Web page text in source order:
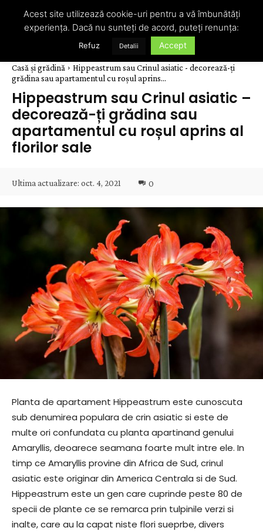
Casă și grădină
Hippeastrum sau Crinul asiatic - decorează-ți
grădina sau apartamentul cu roșul aprins...
Hippeastrum sau Crinul asiatic –
decorează-ți grădina sau
apartamentul cu roșul aprins al
florilor sale
Ultima actualizare: oct. 4, 2021 0
Planta de apartament Hippeastrum este cunoscuta
sub denumirea populara de crin asiatic si este de
multe ori confundata cu planta apartinand genului
Amaryllis, deoarece seamana foarte mult intre ele. In
timp ce Amaryllis provine din Africa de Sud, crinul
asiatic este originar din America Centrala si de Sud.
Hippeastrum este un gen care cuprinde peste 80 de
specii de plante ce se remarca prin tulpinile verzi si
inalte, care au la capat niste flori sueprbe, divers
Acest site utilizează cookie-uri pentru a vă îmbunătăți
experiența. Dacă nu sunteți de acord, puteți renunța:
Refuz Detalii Accept